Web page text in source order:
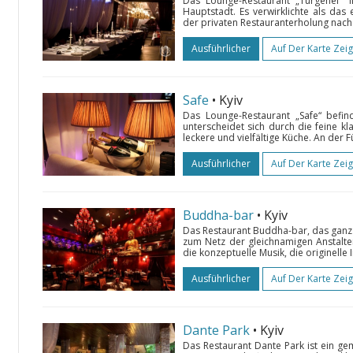
Hauptstadt. Es verwirklichte als
der privaten Restauranterholung
Ausführlicher
Auf Der Karte
Safe • Kyiv
Das Lounge-Restaurant „Safe“
unterscheidet sich durch die feine
leckere und vielfältige Küche. An der
Ausführlicher
Auf Der Karte
Buddha-bar • Kyiv
Das Restaurant Buddha-bar, das
zum Netz der gleichnamigen
die konzeptuelle Musik, die originelle
Ausführlicher
Auf Der Karte
Dante Park • Kyiv
Das Restaurant Dante Park ist ein